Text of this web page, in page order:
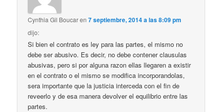
Cynthia Gil Boucaren7 septiembre, 2014 a las 8:09 pm
dijo:
Si bien el contrato es ley para las partes, el mismo no
debe ser abusivo. Es decir, no debe contener clausulas
abusivas, pero si por alguna razon ellas llegaren a existir
en el contrato o el mismo se modifica incorporandolas,
sera importante que la justicia interceda con el fin de
reveerlo y de esa manera devolver el equilibrio entre las
partes.